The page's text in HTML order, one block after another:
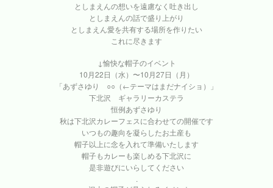
としまえんの想いを遠慮なく吐き出し
としまえんの話で盛り上がり
としまえん愛を共有する場所を作りたい
これに尽きます
↓愉快な帽子のイベント
10月22日（水）〜10月27日（月）
「あずさゆり ○○（←テーマはまだナイショ）」
下北沢 ギャラリーカステラ
恒例あずさゆり
秋は下北沢カレーフェスに合わせての開催です
いつもの趣向を凝らしたお土産も
帽子以上に念を入れて準備いたします
帽子もカレーも楽しめる下北沢に
是非遊びにいらしてください
.